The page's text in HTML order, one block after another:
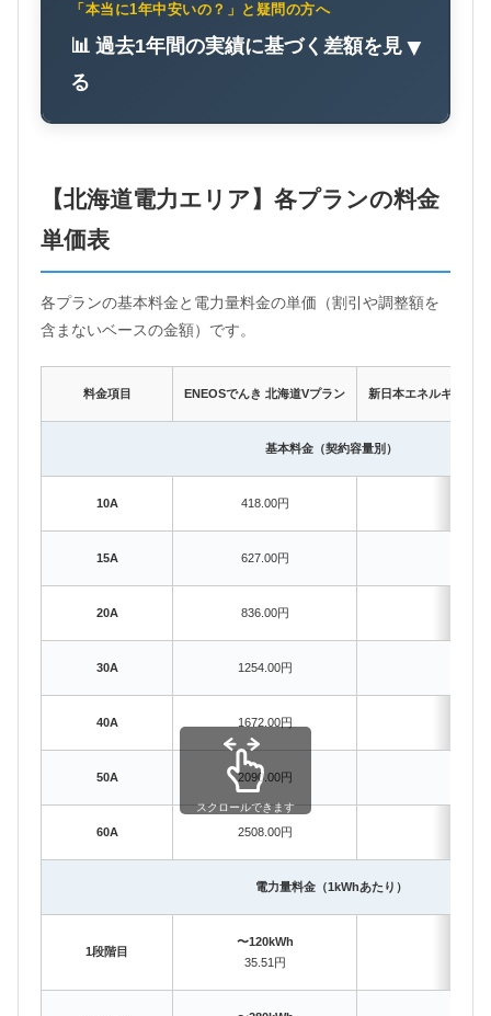
「本当に1年中安いの？」と疑問の方へ
📊 過去1年間の実績に基づく差額を見
る
▼
【北海道電力エリア】各プランの料金
単価表
各プランの基本料金と電力量料金の単価（割引や調整額を
含まないベースの金額）です。
料金項目 ENEOSでんき 北海道Vプラン 新日本エネルギー ス
基本料金（契約容量別）
10A 418.00円
15A 627.00円
20A 836.00円
30A 1254.00円
40A 1672.00円
50A 2090.00円
60A 2508.00円
電力量料金（1kWhあたり）
1段階目
〜120kWh
35.51円
スクロールできます